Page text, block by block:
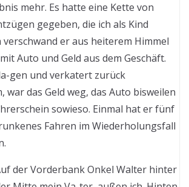
mehr. Es hatte eine Kette von
gegeben, die ich als Kind
er aus heiterem Himmel
Auto und Geld aus dem Geschäft.
gen und verkatert zurück
war das Geld weg, das Auto bisweilen
sowieso. Einmal hat er fünf
Fahren im Wiederholungsfall
der Vorderbank Onkel Walter hinter